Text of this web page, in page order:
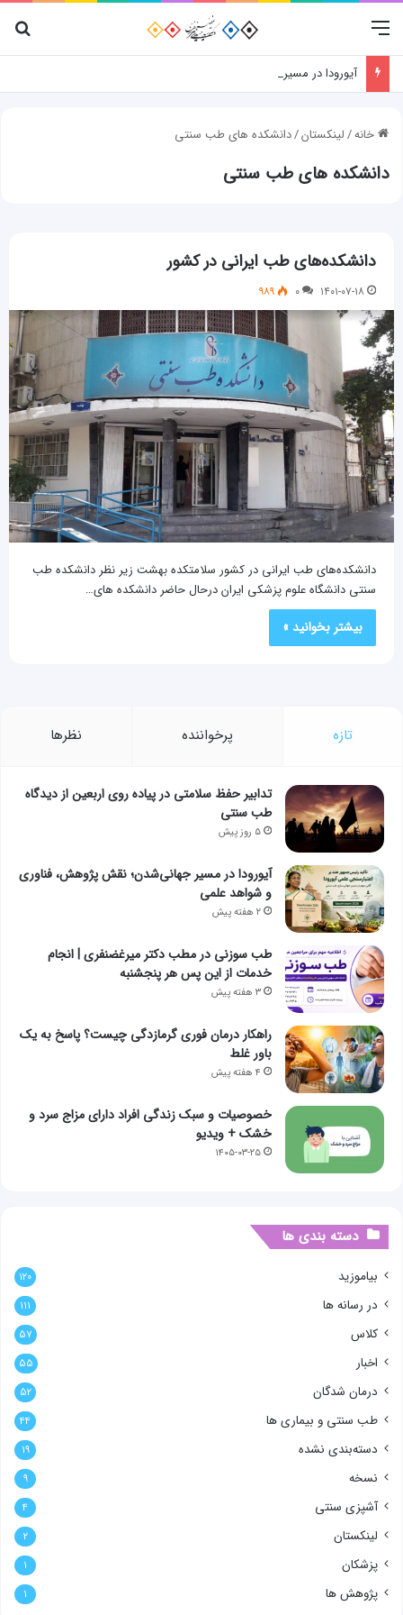
منو
آیورودا در مسیر جهانی‌شدن؛ نقش پژوهش، فناوری و شواهد علمی
خانه/لینکستان/دانشکده های طب سنتی
دانشکده های طب سنتی
دانشکده‌های طب ایرانی در کشور
۱۴۰۱-۰۷-۱۸ ۰ ۹۸۹
دانشکده‌های طب ایرانی در کشور سلامتکده بهشت زیر نظر دانشکده طب
سنتی دانشگاه علوم پزشکی ایران درحال حاضر دانشکده های…
بیشتر بخوانید »
تازه پرخواننده نظرها
تدابیر حفظ سلامتی در پیاده روی اربعین از دیدگاه
طب سنتی
۵ روز پیش
آیورودا در مسیر جهانی‌شدن؛ نقش پژوهش، فناوری
و شواهد علمی
۲ هفته پیش
طب سوزنی در مطب دکتر میرغضنفری | انجام
خدمات از این پس هر پنجشنبه
۳ هفته پیش
راهکار درمان فوری گرمازدگی چیست؟ پاسخ به یک
باور غلط
۴ هفته پیش
خصوصیات و سبک زندگی افراد دارای مزاج سرد و
خشک + ویدیو
۱۴۰۵-۰۳-۲۵
دسته بندی ها
بیاموزید ۱۲۰
در رسانه ها ۱۱۱
کلاس ۵۷
اخبار ۵۵
درمان شدگان ۵۲
طب سنتی و بیماری ها ۴۴
دسته‌بندی نشده ۱۹
نسخه ۹
آشپزی سنتی ۴
لینکستان ۲
پزشکان ۱
پژوهش ها ۱